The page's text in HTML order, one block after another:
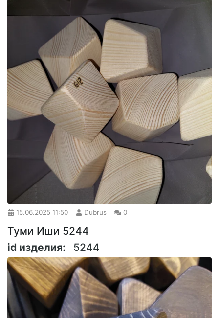
15.06.2025 11:50 Dubrus 0
Туми Иши 5244
id изделия:
5244